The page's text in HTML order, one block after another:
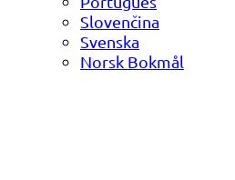
Slovenčina
Svenska
Norsk Bokmål